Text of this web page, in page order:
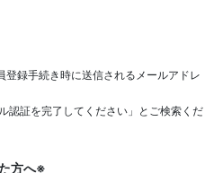
録手続き時に送信されるメールアドレ
認証を完了してください」とご検索くだ
方へ※